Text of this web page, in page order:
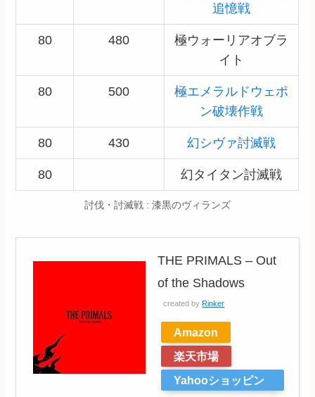
追憶戦
80 480
極ウォーリアオブラ
イト
80 500
極エメラルドウェポ
ン破壊作戦
80 430 幻シヴァ討滅戦
80 幻タイタン討滅戦
討伐・討滅戦 : 漆黒のヴィランズ
THE PRIMALS – Out
of the Shadows
created by Rinker
Amazon
楽天市場
Yahooショッピン